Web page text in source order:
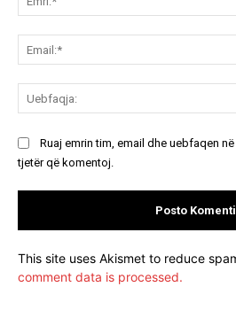
Ruaj emrin tim, email dhe uebfaqen
tjetër që komentoj.
This site uses Akismet to reduce
comment data is processed.